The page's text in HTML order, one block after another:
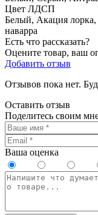
Цвет ЛДСП
Белый, Акация
наварра
Есть что рассказать?
Оцените товар, ваш
Добавить отзыв
Отзывов пока нет.
Оставить отзыв
Поделитесь своим
Ваша оценка